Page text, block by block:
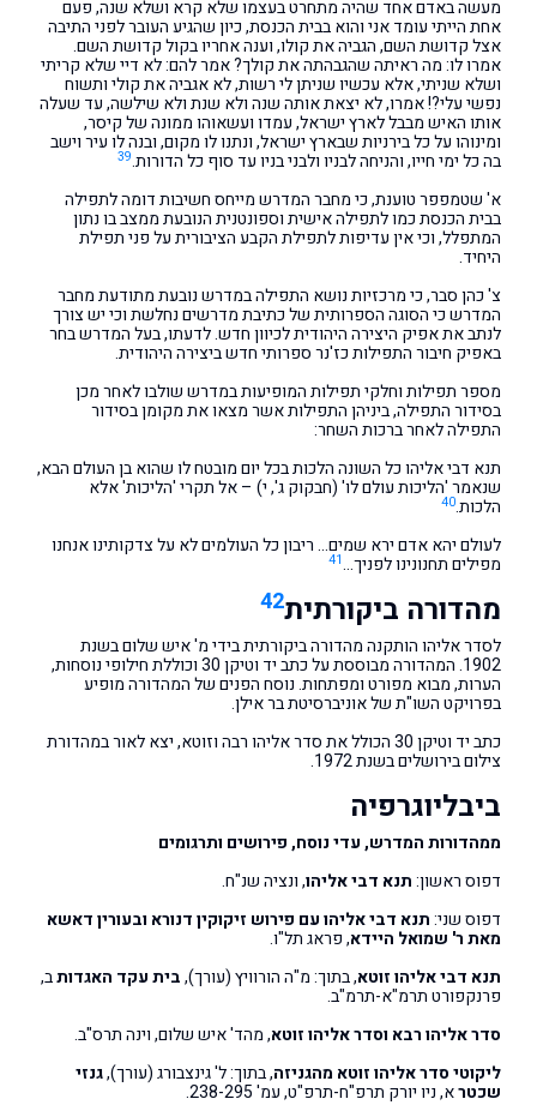
מעשה באדם אחד שהיה מתחרט בעצמו שלא קרא ושלא שנה, פעם
אחת הייתי עומד אני והוא בבית הכנסת, כיון שהגיע העובר לפני התיבה
אצל קדושת השם, הגביה את קולו, וענה אחריו בקול קדושת השם.
אמרו לו: מה ראיתה שהגבהתה את קולך? אמר להם: לא דיי שלא קריתי
ושלא שניתי, אלא עכשיו שניתן לי רשות, לא אגביה את קולי ותשוח
נפשי עלי?! אמרו, לא יצאת אותה שנה ולא שנת ולא שילשה, עד שעלה
אותו האיש מבבל לארץ ישראל, עמדו ועשאוהו ממונה של קיסר,
ומינוהו על כל בירניות שבארץ ישראל, ונתנו לו מקום, ובנה לו עיר וישב
בה כל ימי חייו, והניחה לבניו ולבני בניו עד סוף כל הדורות.39
א' שטמפפר טוענת, כי מחבר המדרש מייחס חשיבות דומה לתפילה
בבית הכנסת כמו לתפילה אישית וספונטנית הנובעת ממצב בו נתון
המתפלל, וכי אין עדיפות לתפילת הקבע הציבורית על פני תפילת
היחיד.
צ' כהן סבר, כי מרכזיות נושא התפילה במדרש נובעת מתודעת מחבר
המדרש כי הסוגה הספרותית של כתיבת מדרשים נחלשת וכי יש צורך
לנתב את אפיק היצירה היהודית לכיוון חדש. לדעתו, בעל המדרש בחר
באפיק חיבור התפילות כז'נר ספרותי חדש ביצירה היהודית.
מספר תפילות וחלקי תפילות המופיעות במדרש שולבו לאחר מכן
בסידור התפילה, ביניהן התפילות אשר מצאו את מקומן בסידור
התפילה לאחר ברכות השחר:
תנא דבי אליהו כל השונה הלכות בכל יום מובטח לו שהוא בן העולם הבא,
שנאמר 'הליכות עולם לו' (חבקוק ג', י) – אל תקרי 'הליכות' אלא
הלכות.40
לעולם יהא אדם ירא שמים… ריבון כל העולמים לא על צדקותינו אנחנו
מפילים תחנונינו לפניך…41
מהדורה ביקורתית42
לסדר אליהו הותקנה מהדורה ביקורתית בידי מ' איש שלום בשנת
1902. המהדורה מבוססת על כתב יד וטיקן 30 וכוללת חילופי נוסחות,
הערות, מבוא מפורט ומפתחות. נוסח הפנים של המהדורה מופיע
בפרויקט השו"ת של אוניברסיטת בר אילן.
כתב יד וטיקן 30 הכולל את סדר אליהו רבה וזוטא, יצא לאור במהדורת
צילום בירושלים בשנת 1972.
ביבליוגרפיה
ממהדורות המדרש, עדי נוסח, פירושים ותרגומים
דפוס ראשון:תנא דבי אליהו, ונציה שנ"ח.
דפוס שני:תנא דבי אליהו עם פירוש זיקוקין דנורא ובעורין דאשא
מאת ר' שמואל היידא, פראג תל"ו.
תנא דבי אליהו זוטא, בתוך: מ"ה הורוויץ (עורך),בית עקד האגדותב,
פרנקפורט תרמ"א-תרמ"ב.
סדר אליהו רבא וסדר אליהו זוטא, מהד' איש שלום, וינה תרס"ב.
ליקוטי סדר אליהו זוטא מהגניזה, בתוך: ל' גינצבורג (עורך),גנזי
שכטרא, ניו יורק תרפ"ח-תרפ"ט, עמ' 238-295.